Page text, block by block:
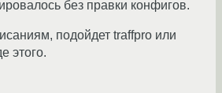
без правки конфигов.
подойдет traffpro или
этого.